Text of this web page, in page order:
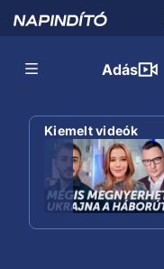
Adás
Kiemelt videók